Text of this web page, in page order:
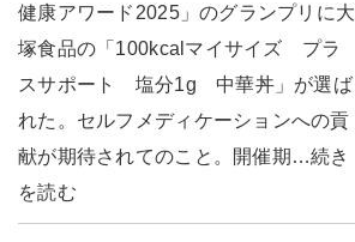
健康アワード2025」のグランプリに大
塚食品の「100kcalマイサイズ プラ
スサポート 塩分1g 中華丼」が選ば
れた。セルフメディケーションへの貢
献が期待されてのこと。開催期…続き
を読む